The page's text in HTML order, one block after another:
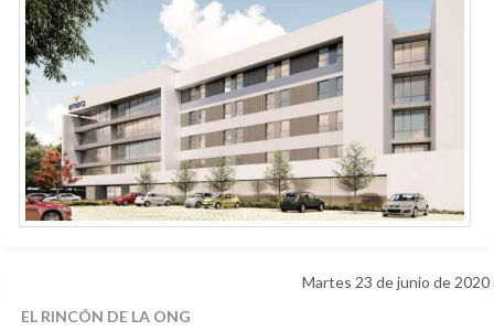
Martes 23 de junio de 2020
EL RINCÓN DE LA ONG